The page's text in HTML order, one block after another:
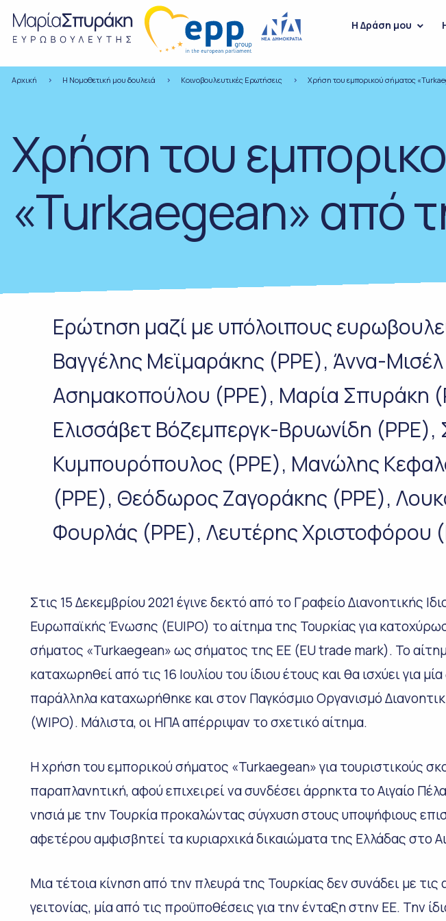
H Δράση μου
Αρχική Η Νομοθετική μου δουλειά Κοινοβουλευτικές Ερωτήσεις Χρήση του εμπορικού σήματος
Χρήση του
«Turkaegean» από
Ερώτηση μαζί με υπόλοιπους
Βαγγέλης Μεϊμαράκης (PPE), Άννα-Μισέλ
Ασημακοπούλου (PPE), Μαρία Σπυράκη
Ελισσάβετ Βόζεμπεργκ-Βρυωνίδη (PPE),
Κυμπουρόπουλος (PPE), Μανώλης
(PPE), Θεόδωρος Ζαγοράκης (PPE),
Φουρλάς (PPE), Λευτέρης Χριστοφόρου
Στις 15 Δεκεμβρίου 2021 έγινε δεκτό από το Γραφείο Διανοητικής
Ευρωπαϊκής Ένωσης (EUIPO) το αίτημα της Τουρκίας για
σήματος «Turkaegean» ως σήματος της ΕΕ (EU trade mark). Το
καταχωρηθεί από τις 16 Ιουλίου του ίδιου έτους και θα ισχύει για
παράλληλα καταχωρήθηκε και στον Παγκόσμιο Οργανισμό
(WIPO). Μάλιστα, οι ΗΠΑ απέρριψαν το σχετικό αίτημα.
Η χρήση του εμπορικού σήματος «Turkaegean» για τουριστικούς
παραπλανητική, αφού επιχειρεί να συνδέσει άρρηκτα το Αιγαίο
νησιά με την Τουρκία προκαλώντας σύγχυση στους υποψήφιους
αφετέρου αμφισβητεί τα κυριαρχικά δικαιώματα της Ελλάδας στο
Μια τέτοια κίνηση από την πλευρά της Τουρκίας δεν συνάδει με τις
γειτονίας, μία από τις προϋποθέσεις για την ένταξη στην ΕΕ. Την